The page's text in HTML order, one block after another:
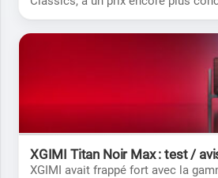
XGIMI Titan Noir Max : test /
XGIMI avait frappé fort avec la